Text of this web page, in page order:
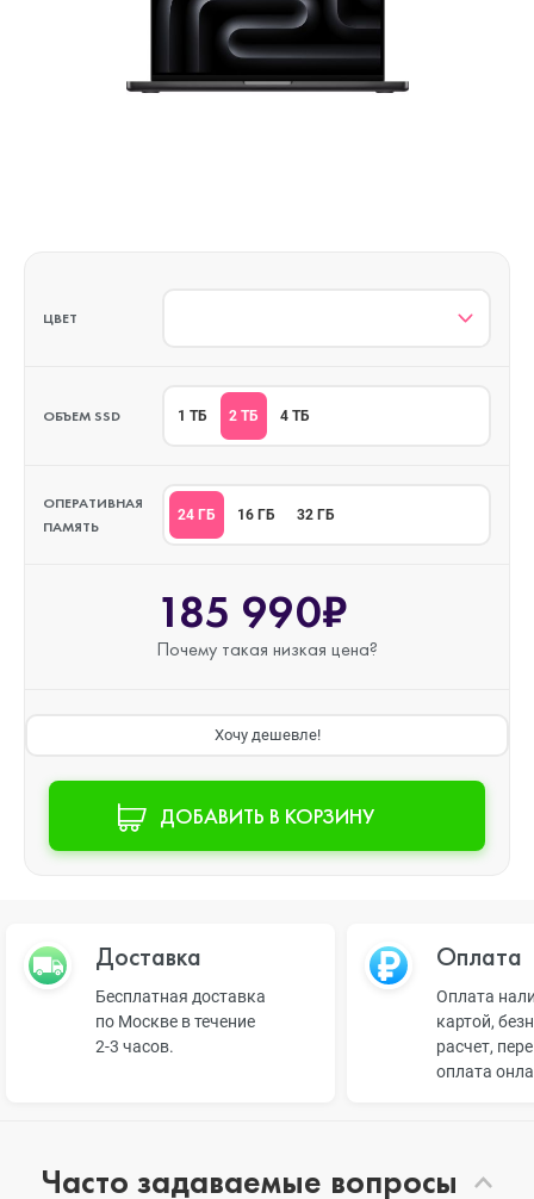
ЦВЕТ
ОБЪЕМ SSD 1 ТБ 2 ТБ 4 ТБ
ОПЕРАТИВНАЯ
ПАМЯТЬ
24 ГБ 16 ГБ 32 ГБ
185 990₽
Почему такая низкая цена?
Хочу дешевле!
ДОБАВИТЬ В КОРЗИНУ
Доставка
Бесплатная доставка
по Москве в течение
2-3 часов.
Оплата
Оплата
картой,
расчет,
оплата
Часто задаваемые вопросы